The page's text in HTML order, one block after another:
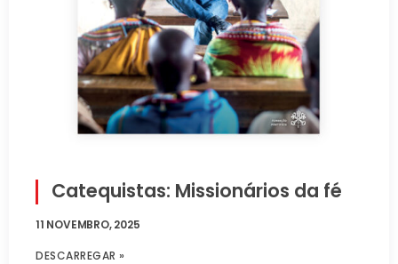
Catequistas: Missionários da fé
11 NOVEMBRO, 2025
DESCARREGAR »